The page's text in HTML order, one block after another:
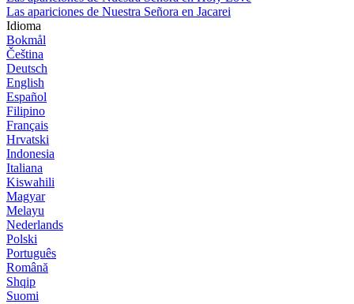
Las apariciones de Nuestra Señora en Jacarei
Idioma
Bokmål
Čeština
Deutsch
English
Español
Filipino
Français
Hrvatski
Indonesia
Italiana
Kiswahili
Magyar
Melayu
Nederlands
Polski
Português
Română
Shqip
Suomi